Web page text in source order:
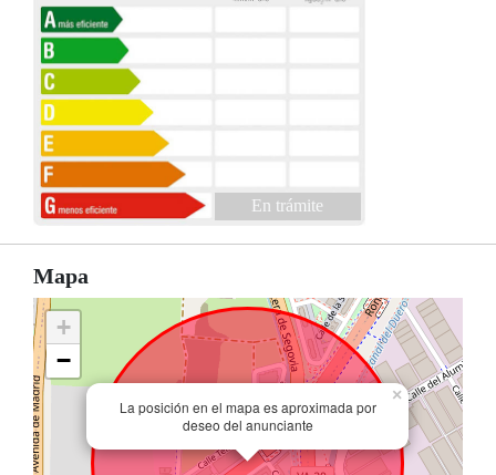
En trámite
Mapa
La posición en el mapa es aproximada por
deseo del anunciante
×
+
−